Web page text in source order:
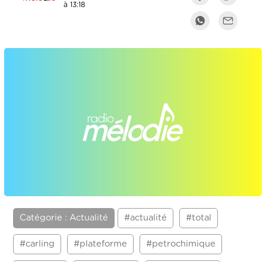
à 13:18
Catégorie : Actualité #actualité #total
#carling #plateforme #petrochimique